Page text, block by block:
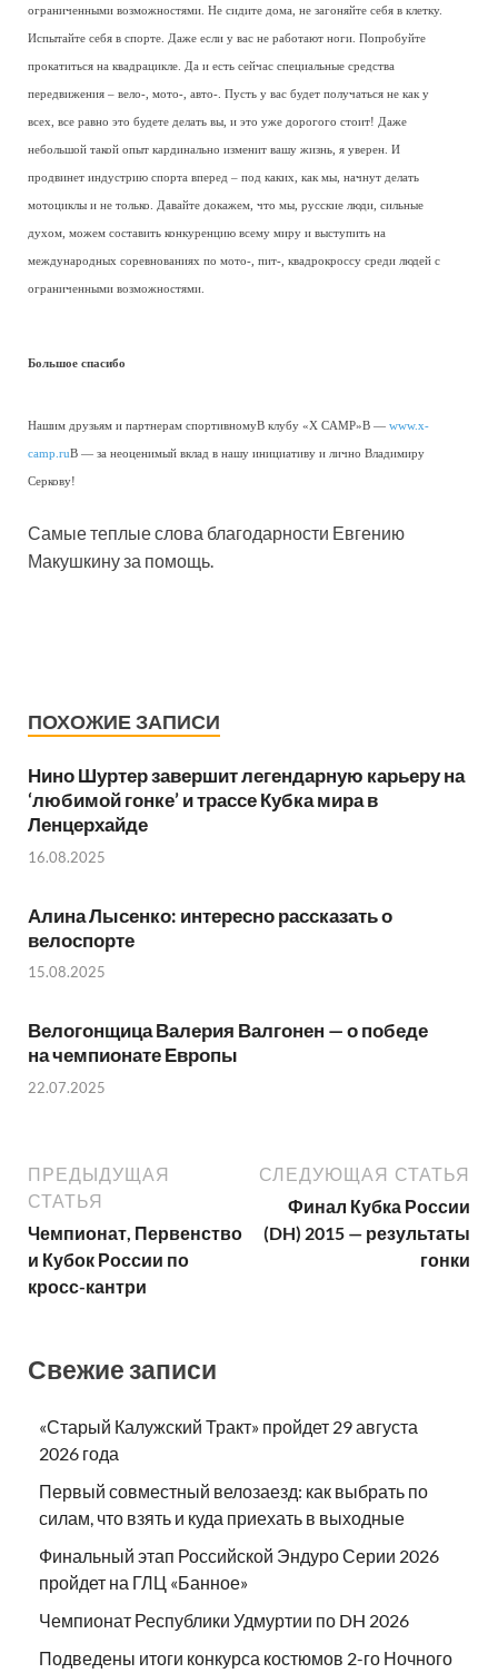
ограниченными возможностями. Не сидите дома, не загоняйте себя в клетку.
Испытайте себя в спорте. Даже если у вас не работают ноги. Попробуйте
прокатиться на квадрацикле. Да и есть сейчас специальные средства
передвижения – вело-, мото-, авто-. Пусть у вас будет получаться не как у
всех, все равно это будете делать вы, и это уже дорогого стоит! Даже
небольшой такой опыт кардинально изменит вашу жизнь, я уверен. И
продвинет индустрию спорта вперед – под каких, как мы, начнут делать
мотоциклы и не только. Давайте докажем, что мы, русские люди, сильные
духом, можем составить конкуренцию всему миру и выступить на
международных соревнованиях по мото-, пит-, квадрокроссу среди людей с
ограниченными возможностями.
Большое спасибо
Нашим друзьям и партнерам спортивномуВ клубу «X CAMP»В — www.x-
camp.ruВ — за неоценимый вклад в нашу инициативу и лично Владимиру
Серкову!
Самые теплые слова благодарности Евгению
Макушкину за помощь.
ПОХОЖИЕ ЗАПИСИ
Нино Шуртер завершит легендарную карьеру на
‘любимой гонке’ и трассе Кубка мира в
Ленцерхайде
16.08.2025
Алина Лысенко: интересно рассказать о
велоспорте
15.08.2025
Велогонщица Валерия Валгонен — о победе
на чемпионате Европы
22.07.2025
ПРЕДЫДУЩАЯ
СТАТЬЯ
Чемпионат, Первенство
и Кубок России по
кросс-кантри
СЛЕДУЮЩАЯ СТАТЬЯ
Финал Кубка России
(DH) 2015 — результаты
гонки
Свежие записи
«Старый Калужский Тракт» пройдет 29 августа
2026 года
Первый совместный велозаезд: как выбрать по
силам, что взять и куда приехать в выходные
Финальный этап Российской Эндуро Серии 2026
пройдет на ГЛЦ «Банное»
Чемпионат Республики Удмуртии по DH 2026
Подведены итоги конкурса костюмов 2-го Ночного